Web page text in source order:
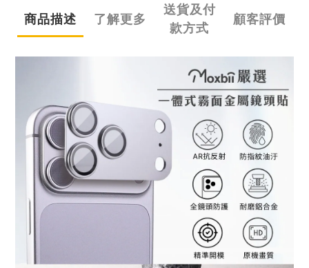
商品描述 了解更多
送貨及付
款方式
顧客評價